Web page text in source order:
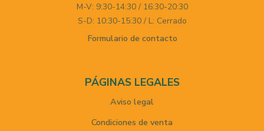
M-V: 9:30-14:30 / 16:30-20:30
S-D: 10:30-15:30 / L: Cerrado
Formulario de contacto
PÁGINAS LEGALES
Aviso legal
Condiciones de venta